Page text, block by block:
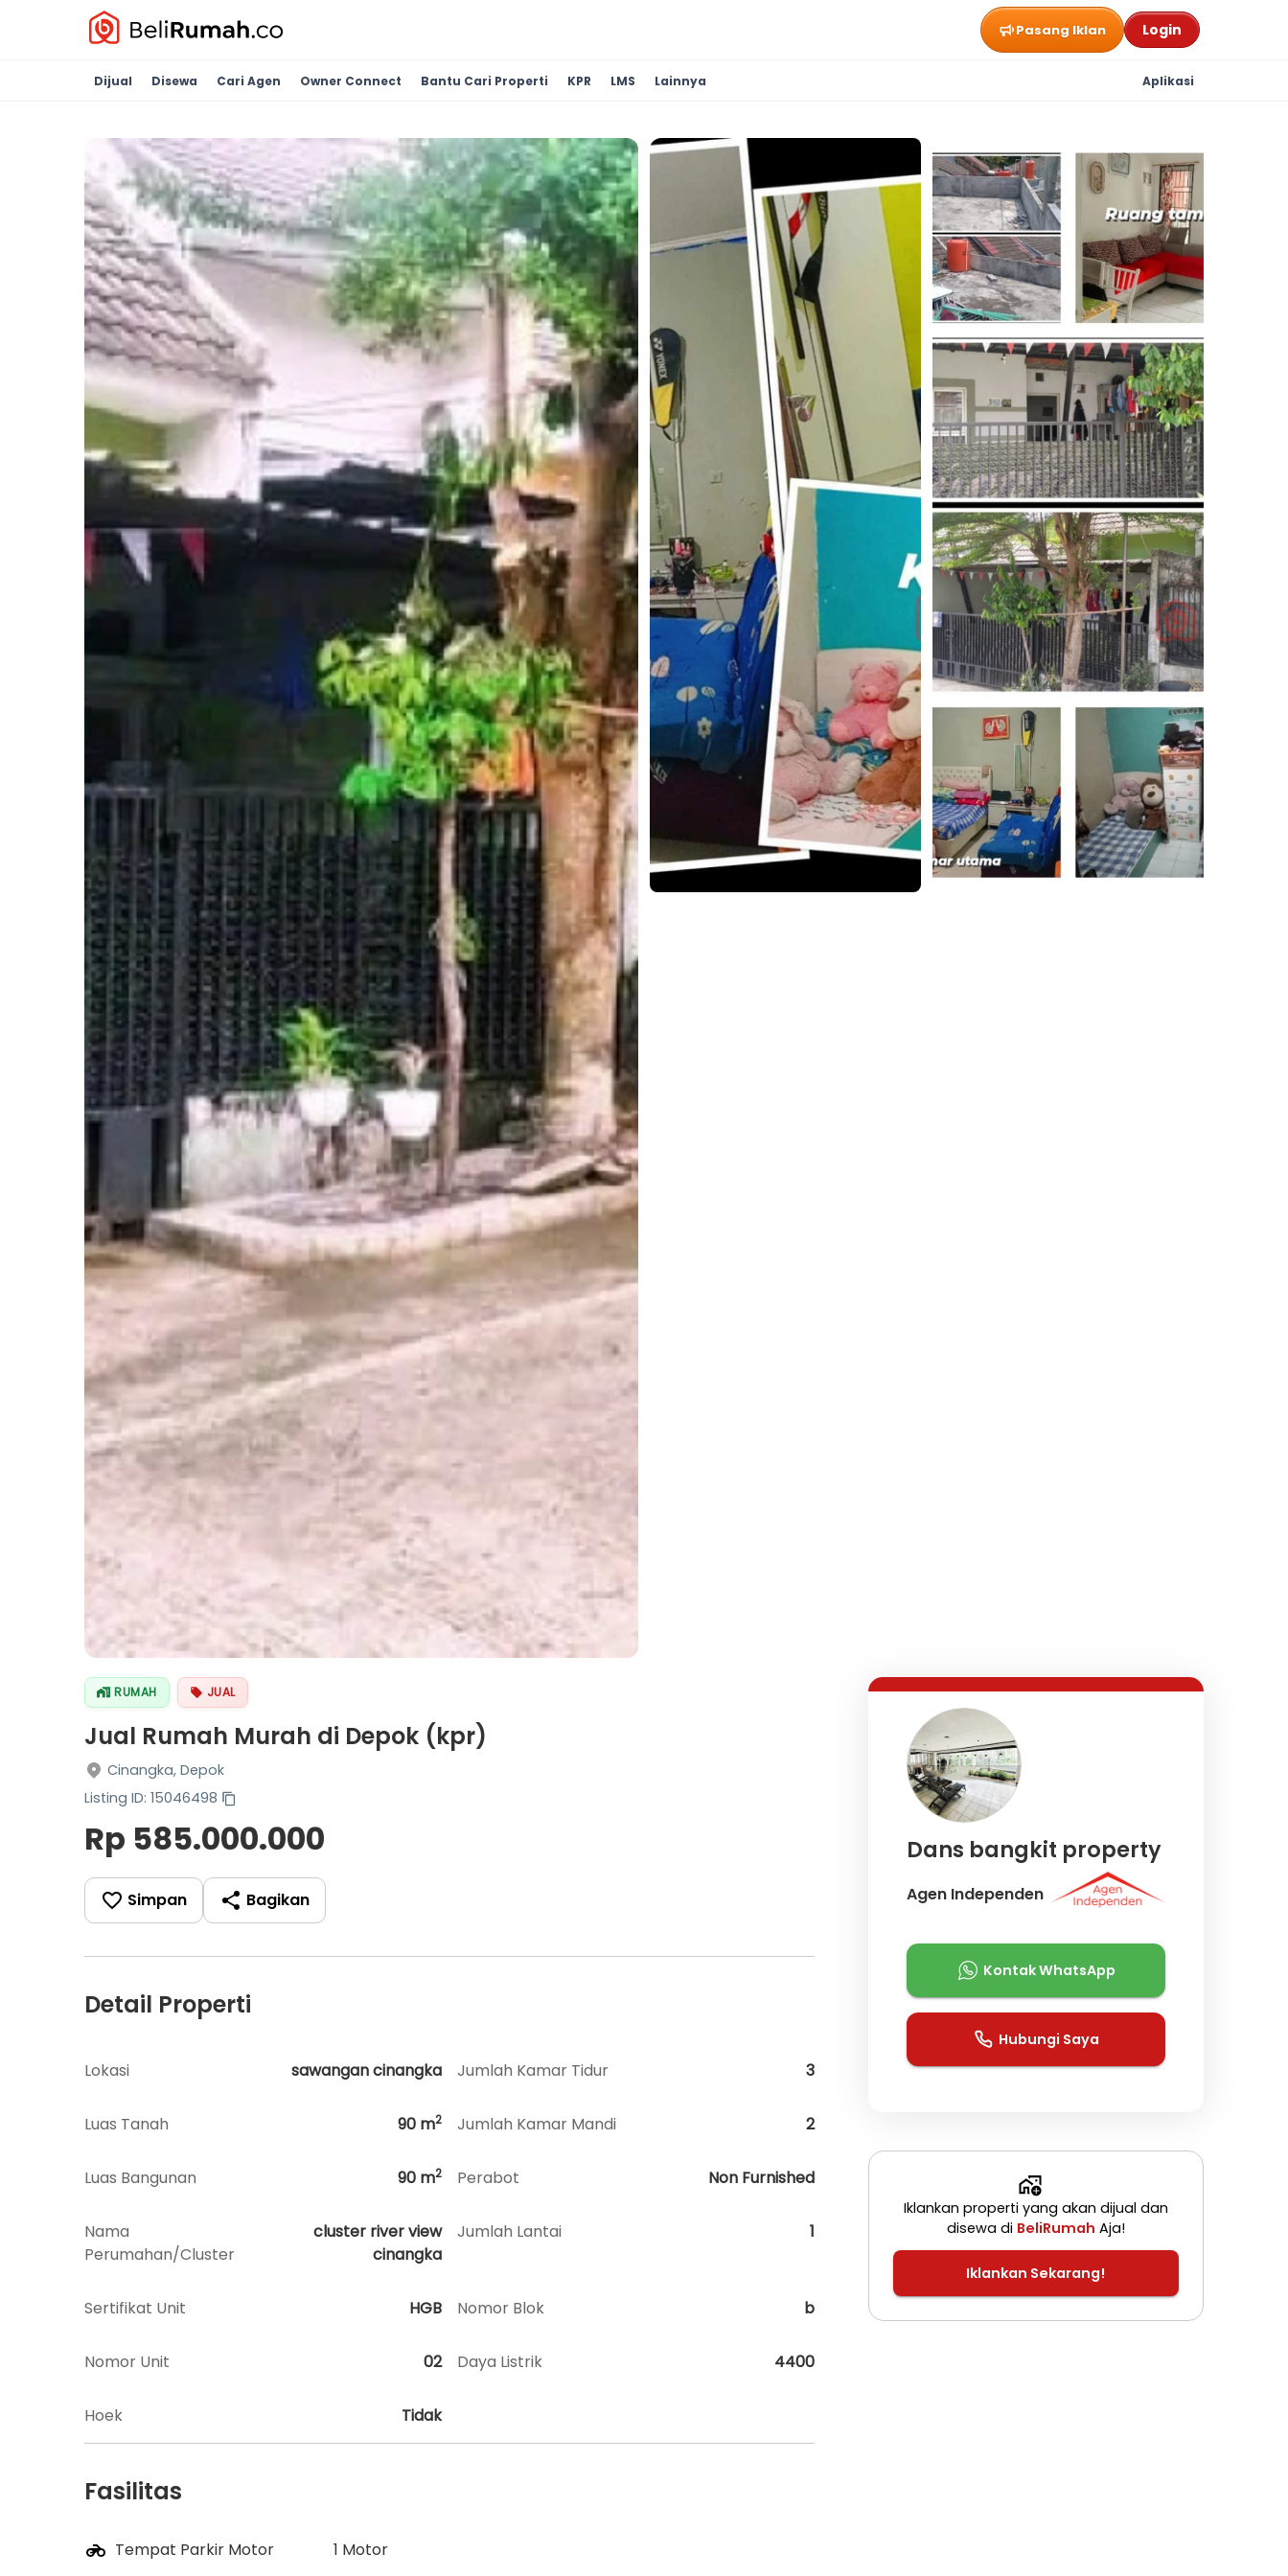
Pasang Iklan Login
Dijual Disewa Cari Agen Owner Connect Bantu Cari Properti KPR LMS Lainnya Aplikasi
RUMAH JUAL
Jual Rumah Murah di Depok (kpr)
Cinangka, Depok
Listing ID: 15046498
Rp 585.000.000
Simpan Bagikan
Detail Properti
Lokasi sawangan cinangka Jumlah Kamar Tidur 3
Luas Tanah 90 m2 Jumlah Kamar Mandi 2
Luas Bangunan 90 m2 Perabot Non Furnished
Nama
Perumahan/Cluster
cluster river view
cinangka
Jumlah Lantai 1
Sertifikat Unit HGB Nomor Blok b
Nomor Unit 02 Daya Listrik 4400
Hoek Tidak
Fasilitas
Tempat Parkir Motor 1 Motor
Dans bangkit property
Agen Independen
Kontak WhatsApp
Hubungi Saya
Iklankan properti yang akan dijual dan
disewa di BeliRumah Aja!
Iklankan Sekarang!